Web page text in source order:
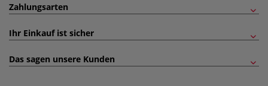
Zahlungsarten
Ihr Einkauf ist sicher
Das sagen unsere Kunden